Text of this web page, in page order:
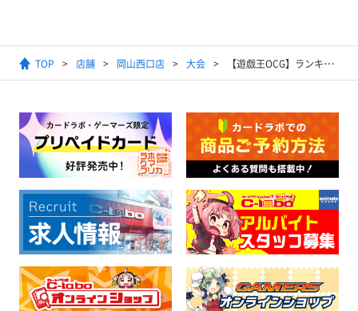
TOP 店舗 岡山西口店 大会 【遊戯王OCG】ランキングデュエル(1デュエル戦)